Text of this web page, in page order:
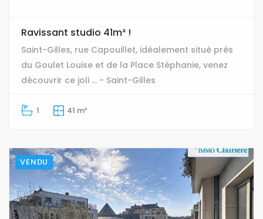
Ravissant studio 41m² !
Saint-Gilles, rue Capouillet, idéalement situé près
du Goulet Louise et de la Place Stéphanie, venez
découvrir ce joli ... - Saint-Gilles
1 41 m²
VENDU